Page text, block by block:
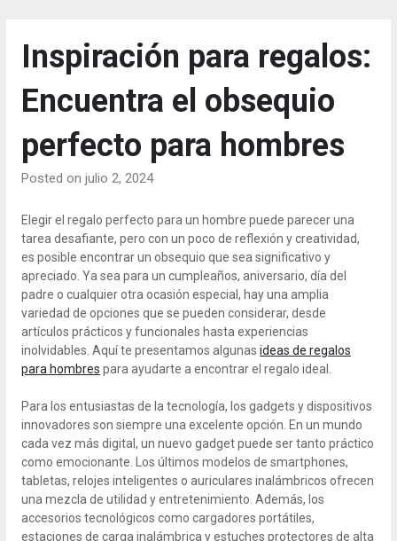
Inspiración para regalos:
Encuentra el obsequio
perfecto para hombres
Posted on julio 2, 2024
Elegir el regalo perfecto para un hombre puede parecer una
tarea desafiante, pero con un poco de reflexión y creatividad,
es posible encontrar un obsequio que sea significativo y
apreciado. Ya sea para un cumpleaños, aniversario, día del
padre o cualquier otra ocasión especial, hay una amplia
variedad de opciones que se pueden considerar, desde
artículos prácticos y funcionales hasta experiencias
inolvidables. Aquí te presentamos algunasideas de regalos
para hombres para ayudarte a encontrar el regalo ideal.
Para los entusiastas de la tecnología, los gadgets y dispositivos
innovadores son siempre una excelente opción. En un mundo
cada vez más digital, un nuevo gadget puede ser tanto práctico
como emocionante. Los últimos modelos de smartphones,
tabletas, relojes inteligentes o auriculares inalámbricos ofrecen
una mezcla de utilidad y entretenimiento. Además, los
accesorios tecnológicos como cargadores portátiles,
estaciones de carga inalámbrica y estuches protectores de alta